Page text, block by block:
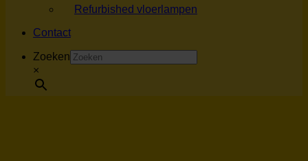
Refurbished vloerlampen
Contact
Zoeken
×